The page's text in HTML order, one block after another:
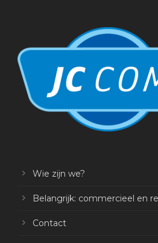
Wie zijn we?
Belangrijk: commercieel en
Contact